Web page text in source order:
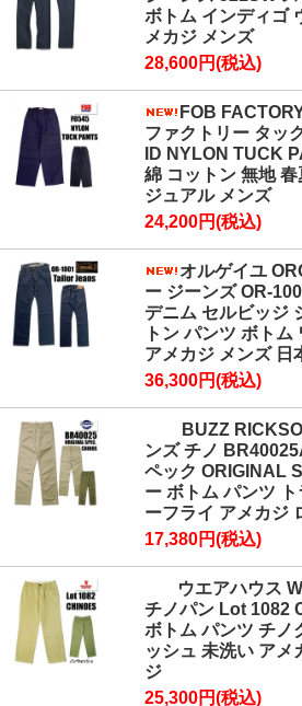
ボトム インディゴ
メカジ メンズ
28,600円(税込)
FOB
ファクトリー タッ
ID NYLON TUCK
綿 コットン 無地 春
ジュアル メンズ
24,200円(税込)
オルゲイユ
ー ジーンズ OR-
デニム セルビッジ
トン パンツ ボト
アメカジ メンズ 日
36,300円(税込)
BUZZ
ンズ チノ
ペック ORIGINAL
ー ボトム パンツ
ーフライ アメカジ
17,380円(税込)
ウエアハウス
チノパン Lot 1082
ボトム パンツ チノ
ッシュ 未洗い アメ
ジ
25,300円(税込)